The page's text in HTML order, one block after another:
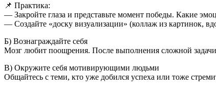
📌 Практика:
— Закройте глаза и представьте момент победы. Какие
— Создайте «доску визуализации» (коллаж из картинок,
Б) Вознаграждайте себя
Мозг любит поощрения. После выполнения сложной
В) Окружите себя мотивирующими людьми
Общайтесь с теми, кто уже добился успеха или тоже